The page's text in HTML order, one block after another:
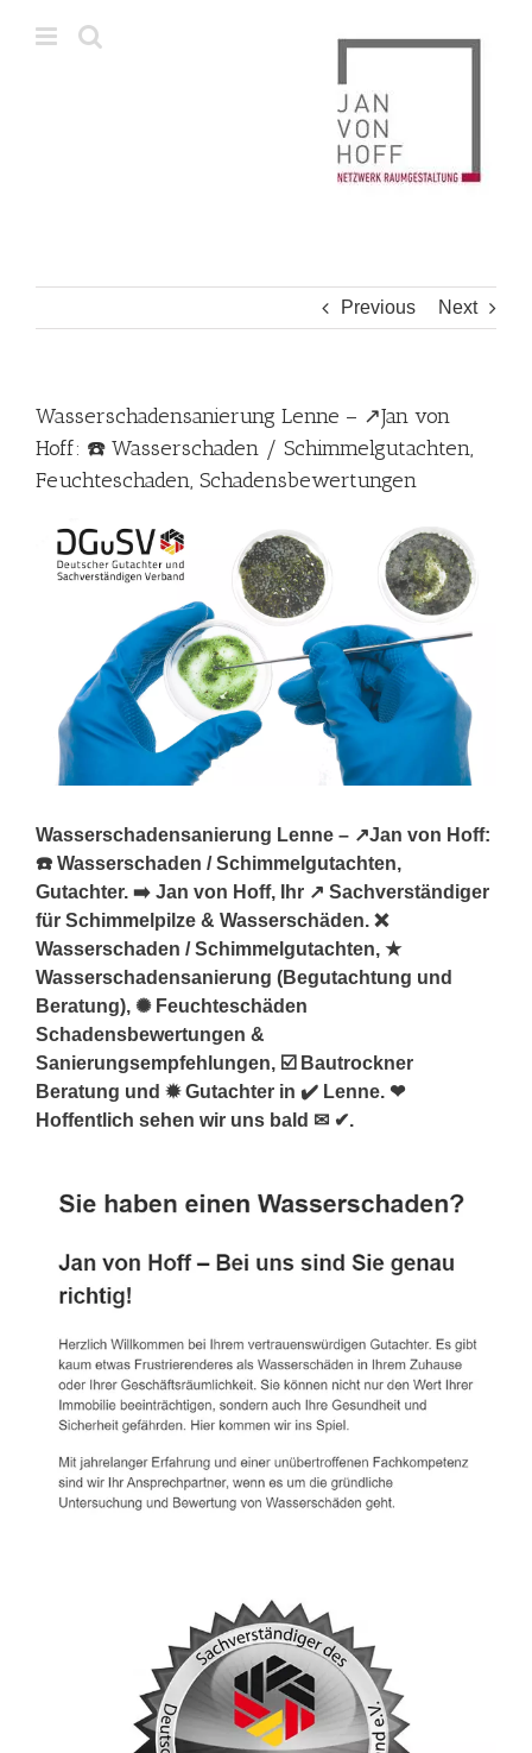
Previous Next
Wasserschadensanierung Lenne – ↗️Jan von
Hoff: ☎️ Wasserschaden / Schimmelgutachten,
Feuchteschaden, Schadensbewertungen
Wasserschadensanierung Lenne – ↗️Jan von Hoff:
☎️ Wasserschaden / Schimmelgutachten,
Gutachter. ➡️ Jan von Hoff, Ihr ↗️ Sachverständiger
für Schimmelpilze & Wasserschäden. ❌
Wasserschaden / Schimmelgutachten, ★
Wasserschadensanierung (Begutachtung und
Beratung), ✺ Feuchteschäden
Schadensbewertungen &
Sanierungsempfehlungen, ☑️ Bautrockner
Beratung und ✹ Gutachter in ✔️ Lenne. ❤
Hoffentlich sehen wir uns bald ✉ ✔.